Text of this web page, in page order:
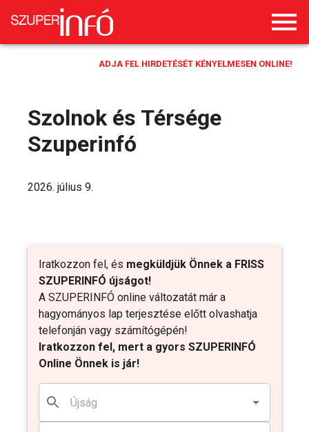
ADJA FEL HIRDETÉSÉT KÉNYELMESEN ONLINE!
Szolnok és Térsége
Szuperinfó
Iratkozzon fel, és megküldjük Önnek a FRISS
SZUPERINFÓ újságot!
A SZUPERINFÓ online változatát már a
hagyományos lap terjesztése előtt olvashatja
telefonján vagy számítógépén!
Iratkozzon fel, mert a gyors SZUPERINFÓ
Online Önnek is jár!
2026. július 9.